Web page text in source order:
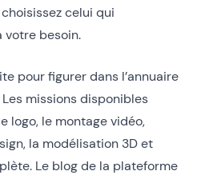
celui qui
votre besoin.
pour figurer dans l’annuaire
missions disponibles
logo, le montage vidéo,
la modélisation 3D et
Le blog de la plateforme